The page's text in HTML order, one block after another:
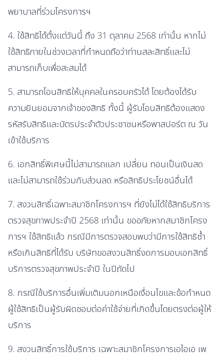
พยาบาลที่ร่วมโครงการฯ
4. ใช้สิทธิได้ตั้งแต่วันนี้ ถึง 31 ตุลาคม 2568 เท่านั้น หากไม่
ใช้สิทธิภายในช่วงเวลาที่กำหนดถือว่าท่านสละสิทธิ์และไม่
สามารถเก็บเพื่อสะสมได้
5. สามารถโอนสิทธิให้บุคคลในครอบครัวได้ โดยต้องได้รับ
ความยินยอมจากเจ้าของสิทธิ ทั้งนี้ ผู้รับโอนสิทธิต้องแสดง
รหัสรับสิทธิและบัตรประจำตัวประชาชนหรือพาสปอร์ต ณ วัน
เข้าใช้บริการ
6. เอกสิทธิ์พิเศษนี้ไม่สามารถแลก เปลี่ยน ทอนเป็นเงินสด
และไม่สามารถใช้ร่วมกับส่วนลด หรือสิทธิประโยชน์อื่นได้
7. สงวนสิทธิ์เฉพาะสมาชิกโครงการฯ ที่ยังไม่ได้ใช้สิทธิบริการ
ตรวจสุขภาพประจำปี 2568 เท่านั้น ขออภัยหากสมาชิกโครง
การฯ ใช้สิทธิแล้ว กรณีมีการตรวจสอบพบว่ามีการใช้สิทธิซ้ำ
หรือเกินสิทธิที่ได้รับ บริษัทขอสงวนสิทธิ์งดการมอบเอกสิทธิ์
บริการตรวจสุขภาพประจำปี ในปีถัดไป
8. กรณีใช้บริการอื่นเพิ่มเติมนอกเหนือเงื่อนไขและข้อกำหนด
ผู้ใช้สิทธิเป็นผู้รับผิดชอบต่อค่าใช้จ่ายที่เกิดขึ้นโดยตรงต่อผู้ให้
บริการ
9. สงวนสิทธิ์การใช้บริการ เฉพาะสมาชิกโครงการเอไอเอ เพ